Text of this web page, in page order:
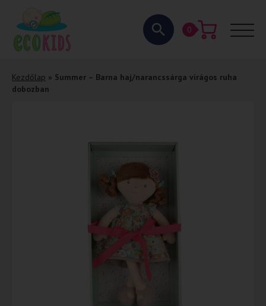
0
Kezdőlap » Summer – Barna haj/narancssárga virágos ruha
dobozban